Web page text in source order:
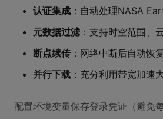
认证集成 ：自动处理NASA
元数据过滤：支持时空范围、
断点续传 ：网络中断后自动恢
并行下载 ：充分利用带宽加速
配置环境变量保存登录凭证（避免